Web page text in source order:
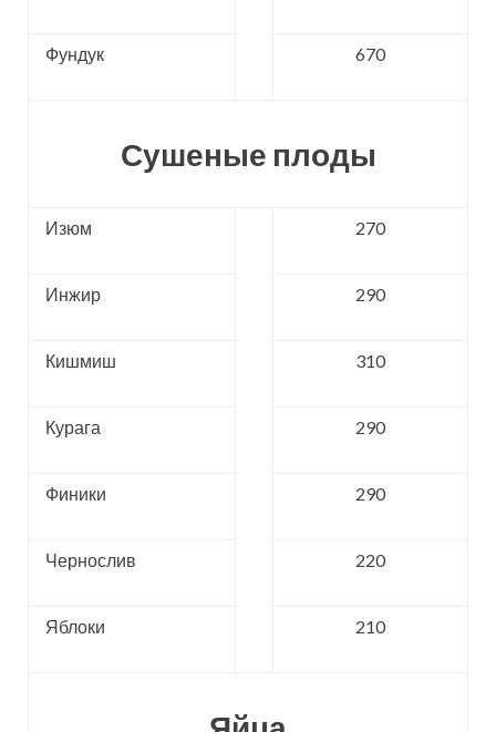
Фундук 670
Сушеные плоды
Изюм 270
Инжир 290
Кишмиш 310
Курага 290
Финики 290
Чернослив 220
Яблоки 210